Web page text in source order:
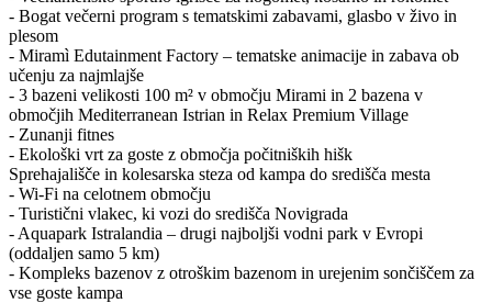
- Bogat večerni program s tematskimi zabavami, glasbo v živo in
plesom
- Miramì Edutainment Factory – tematske animacije in zabava ob
učenju za najmlajše
- 3 bazeni velikosti 100 m² v območju Mirami in 2 bazena v
območjih Mediterranean Istrian in Relax Premium Village
- Zunanji fitnes
- Ekološki vrt za goste z območja počitniških hišk
Sprehajališče in kolesarska steza od kampa do središča mesta
- Wi-Fi na celotnem območju
- Turistični vlakec, ki vozi do središča Novigrada
- Aquapark Istralandia – drugi najboljši vodni park v Evropi
(oddaljen samo 5 km)
- Kompleks bazenov z otroškim bazenom in urejenim sončiščem za
vse goste kampa